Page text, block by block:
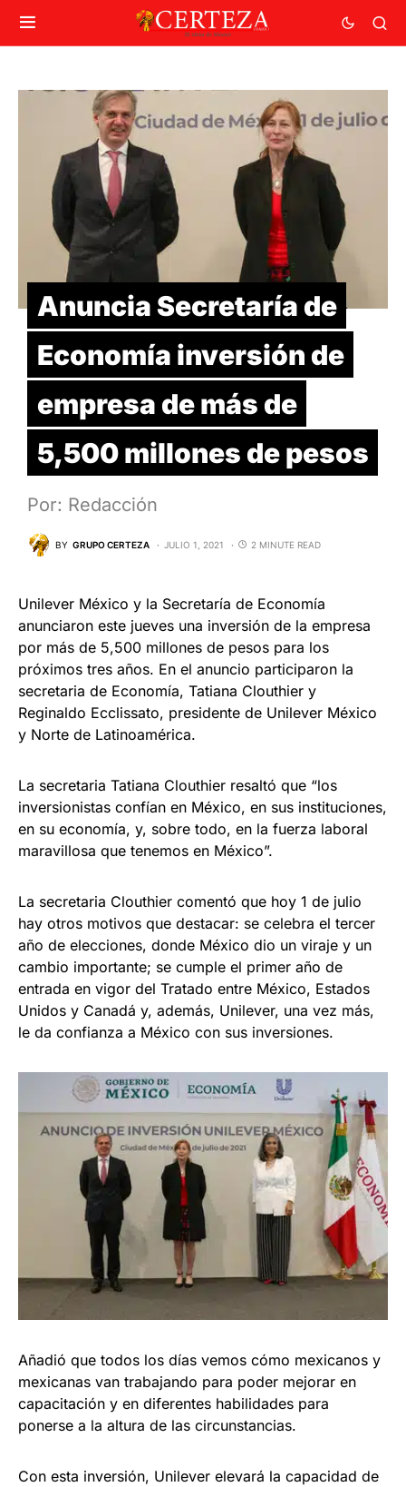
Anuncia Secretaría de
Economía inversión de
empresa de más de
5,500 millones de pesos
Por: Redacción
BY GRUPO CERTEZA JULIO 1, 2021 2 MINUTE READ
Unilever México y la Secretaría de Economía
anunciaron este jueves una inversión de la empresa
por más de 5,500 millones de pesos para los
próximos tres años. En el anuncio participaron la
secretaria de Economía, Tatiana Clouthier y
Reginaldo Ecclissato, presidente de Unilever México
y Norte de Latinoamérica.
La secretaria Tatiana Clouthier resaltó que “los
inversionistas confían en México, en sus instituciones,
en su economía, y, sobre todo, en la fuerza laboral
maravillosa que tenemos en México”.
La secretaria Clouthier comentó que hoy 1 de julio
hay otros motivos que destacar: se celebra el tercer
año de elecciones, donde México dio un viraje y un
cambio importante; se cumple el primer año de
entrada en vigor del Tratado entre México, Estados
Unidos y Canadá y, además, Unilever, una vez más,
le da confianza a México con sus inversiones.
Añadió que todos los días vemos cómo mexicanos y
mexicanas van trabajando para poder mejorar en
capacitación y en diferentes habilidades para
ponerse a la altura de las circunstancias.
Con esta inversión, Unilever elevará la capacidad de